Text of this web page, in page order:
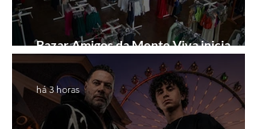
Bazar Amigos da Mente Viva inicia
arrecadação em Gramado e Canela
há 3 horas